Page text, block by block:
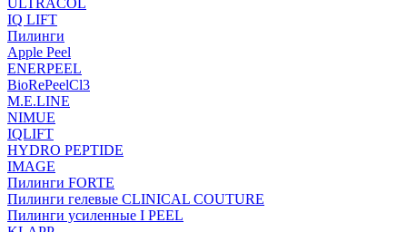
ULTRACOL
IQ LIFT
Пилинги
Apple Peel
ENERPEEL
BioRePeelCl3
M.E.LINE
NIMUE
IQLIFT
HYDRO PEPTIDE
IMAGE
Пилинги FORTE
Пилинги гелевые CLINICAL COUTURE
Пилинги усиленные I PEEL